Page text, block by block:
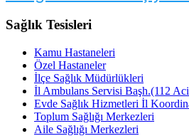
Sağlık Tesisleri
Kamu Hastaneleri
Özel Hastaneler
İlçe Sağlık Müdürlükleri
İl Ambulans Servisi Başh.(112
Evde Sağlık Hizmetleri İl
Toplum Sağlığı Merkezleri
Aile Sağlığı Merkezleri